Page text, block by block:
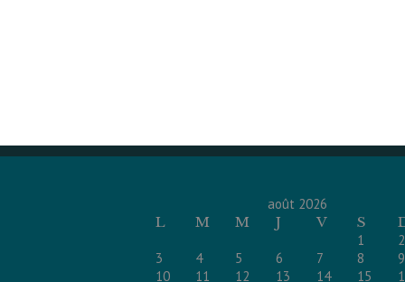
août 2026
L
M M J V S
1
2
3
4 5 6 7 8
9
10
11 12 13 14 15